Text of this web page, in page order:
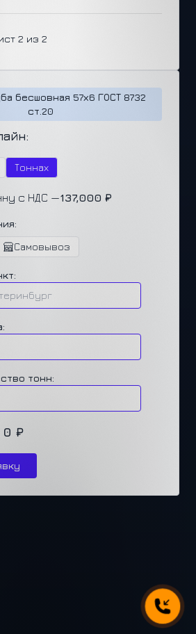
2 из 2
бесшовная 57х6 ГОСТ 8732
ст.20
Тоннах
с НДС —137,000 ₽
Самовывоз
тонн:
0 ₽